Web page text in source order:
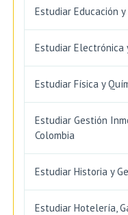
Estudiar Educación
Estudiar Electrónica
Estudiar Física y
Estudiar Gestión
Colombia
Estudiar Historia y
Estudiar Hotelería,